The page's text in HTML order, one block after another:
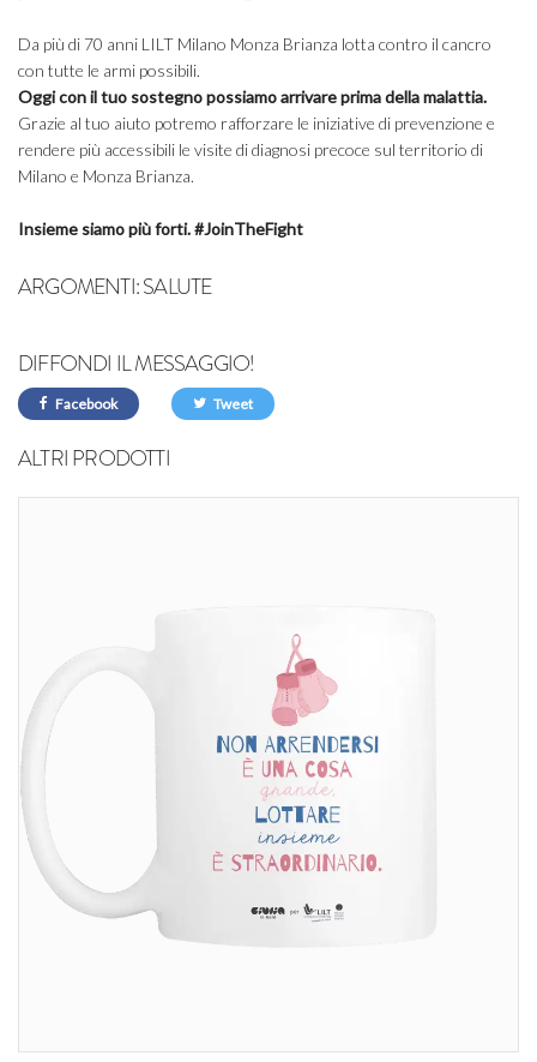
Da più di 70 anni LILT Milano Monza Brianza lotta contro il cancro
con tutte le armi possibili.
Oggi conil tuo sostegno possiamo arrivare prima della malattia.
Grazie al tuo aiuto potremo rafforzare le iniziative di prevenzione e
rendere più accessibili le visite di diagnosi precoce sul territorio di
Milano e Monza Brianza.
Insieme siamo più forti. #JoinTheFight
ARGOMENTI:SALUTE
DIFFONDI IL MESSAGGIO!
Facebook Tweet
ALTRI PRODOTTI